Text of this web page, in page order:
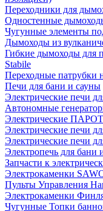
Переходники для
Одностенные
Чугунные элементы
Дымоходы из
Гибкие дымоходы для
Stabile
Переходные патрубки
Печи для бани и сауны
Электрические печи
Автономные
Электрические
Электрические печи
Электрические печи
Электропечь для бани
Запчасти к
Электрокаменки
Пульты Управления
Электрокаменки
Чугунные Топки